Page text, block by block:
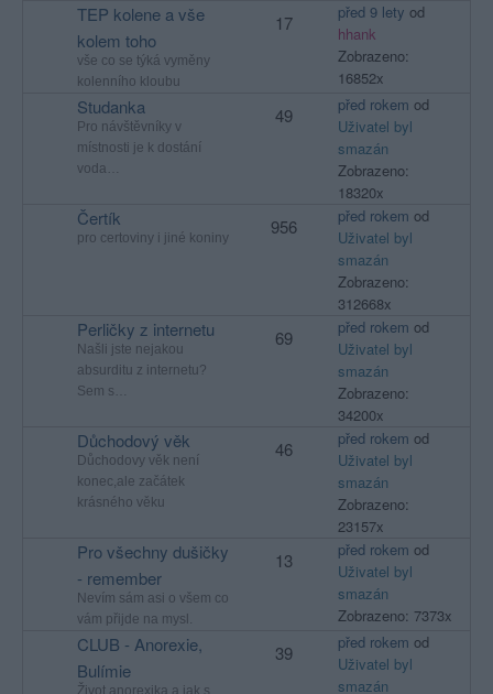
TEP kolene a vše
kolem toho
vše co se týká vyměny
kolenního kloubu
17 před 9 lety od
hhank
Zobrazeno:
16852x
Studanka
Pro návštěvníky v
místnosti je k dostání
voda…
49 před rokem od
Uživatel byl
smazán
Zobrazeno:
18320x
Čertík
pro certoviny i jiné koniny 956 před rokem od
Uživatel byl
smazán
Zobrazeno:
312668x
Perličky z internetu
Našli jste nejakou
absurditu z internetu?
Sem s…
69 před rokem od
Uživatel byl
smazán
Zobrazeno:
34200x
Důchodový věk
Důchodovy věk není
konec,ale začátek
krásného věku
46 před rokem od
Uživatel byl
smazán
Zobrazeno:
23157x
Pro všechny dušičky
- remember
Nevím sám asi o všem co
vám přijde na mysl.
13 před rokem od
Uživatel byl
smazán
Zobrazeno: 7373x
CLUB - Anorexie,
Bulímie
Život anorexika a jak s
39 před rokem od
Uživatel byl
smazán